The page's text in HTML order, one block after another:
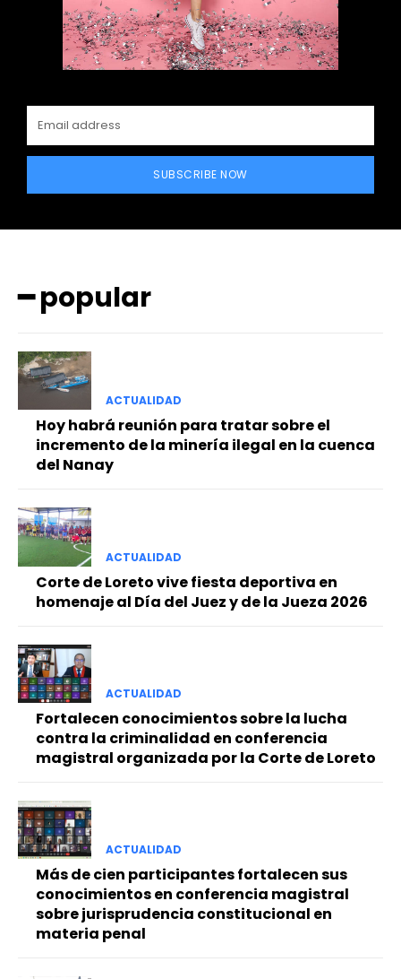
━ Planes
SUBSCRIBE NOW
━ popular
ACTUALIDAD
Hoy habrá reunión para tratar sobre el
incremento de la minería ilegal en la cuenca
del Nanay
ACTUALIDAD
Corte de Loreto vive fiesta deportiva en
homenaje al Día del Juez y de la Jueza 2026
ACTUALIDAD
Fortalecen conocimientos sobre la lucha
contra la criminalidad en conferencia
magistral organizada por la Corte de Loreto
ACTUALIDAD
Más de cien participantes fortalecen sus
conocimientos en conferencia magistral
sobre jurisprudencia constitucional en
materia penal